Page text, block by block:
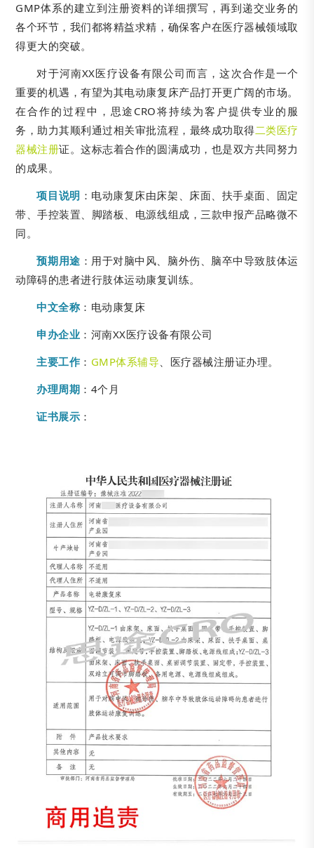
GMP体系的建立到注册资料的详细撰写，再到递交业务的
各个环节，我们都将精益求精，确保客户在医疗器械领域取
得更大的突破。
对于河南XX医疗设备有限公司而言，这次合作是一个
重要的机遇，有望为其电动康复床产品打开更广阔的市场。
在合作的过程中，思途CRO将持续为客户提供专业的服
务，助力其顺利通过相关审批流程，最终成功取得二类医疗
器械注册证。这标志着合作的圆满成功，也是双方共同努力
的成果。
项目说明 ：电动康复床由床架、床面、扶手桌面、固定
带、手控装置、脚踏板、电源线组成，三款申报产品略微不
同。
预期用途 ：用于对脑中风、脑外伤、脑卒中导致肢体运
动障碍的患者进行肢体运动康复训练。
中文全称： 电动康复床
申办企业 ：河南XX医疗设备有限公司
主要工作 ： GMP体系辅导、医疗器械注册证办理。
办理周期 ：4个月
证书展示 ：